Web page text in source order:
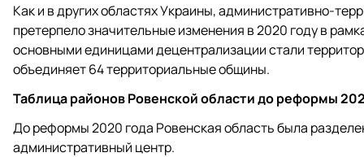
Как и в других областях Украины, административно-
претерпело значительные изменения в 2020 году в
основными единицами децентрализации стали
объединяет 64 территориальные общины.
Таблица районов Ровенской области до реформы
До реформы 2020 года Ровенская область была
административный центр.